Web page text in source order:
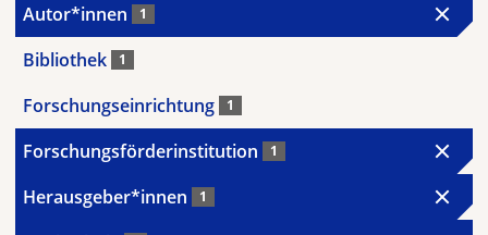
Autor*innen 1
Bibliothek 1
Forschungseinrichtung 1
Forschungsförderinstitution 1
Herausgeber*innen 1